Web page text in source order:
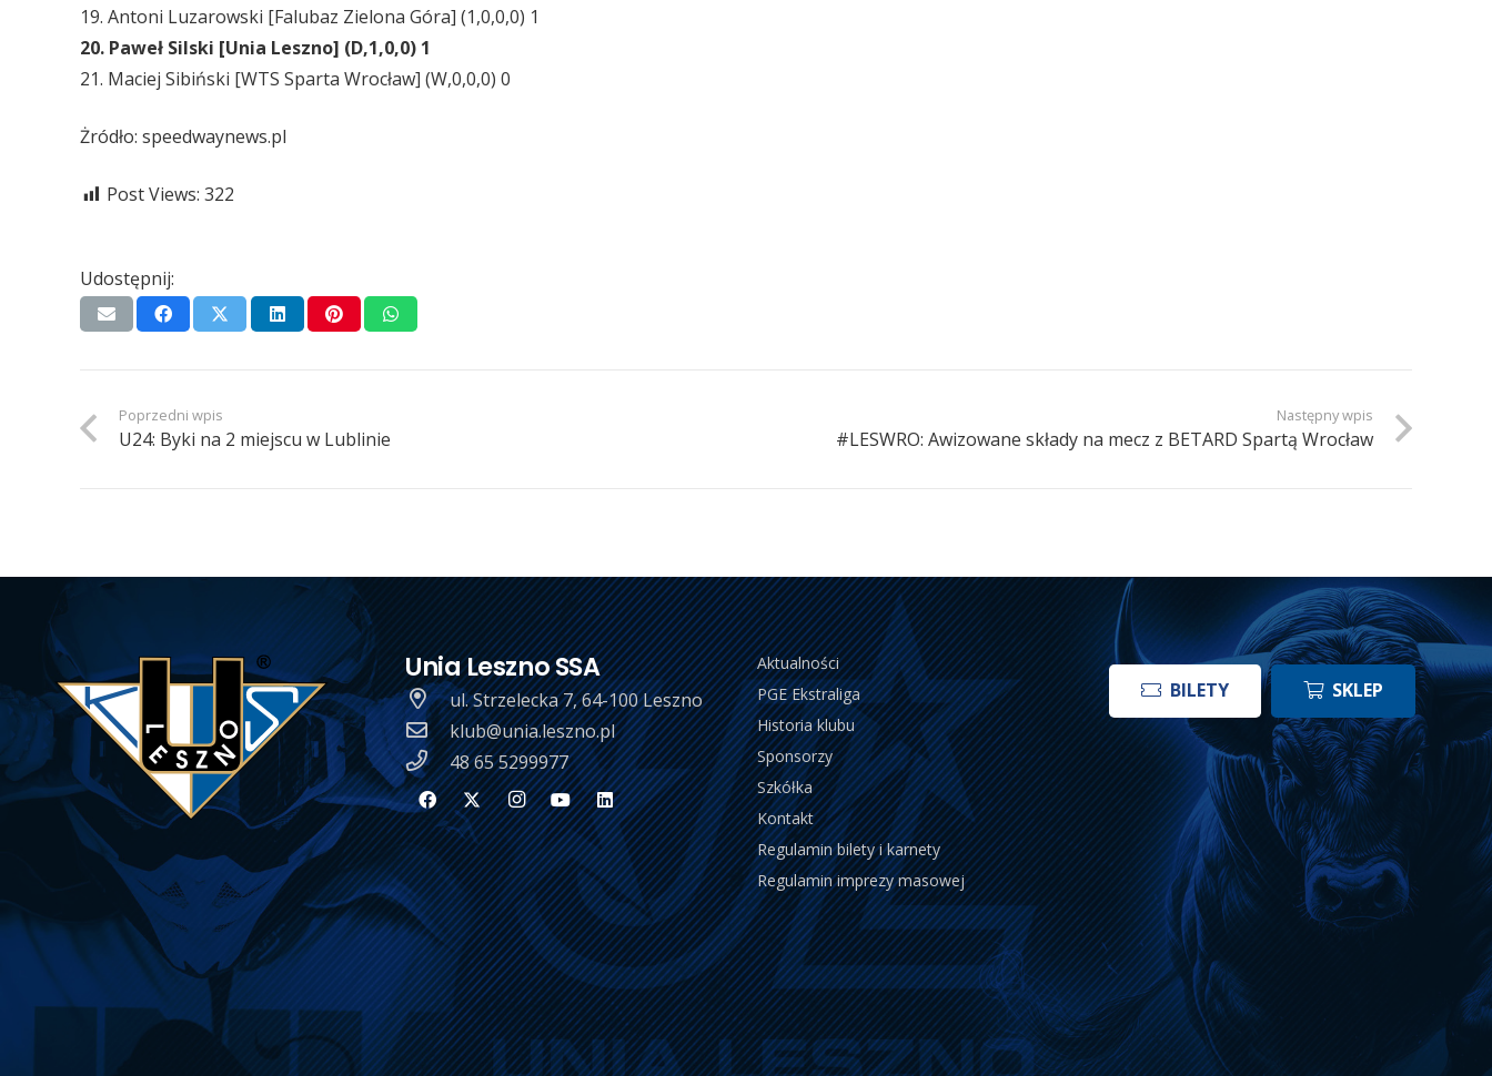
19. Antoni Luzarowski [Falubaz Zielona Góra] (1,0,0,0) 1
20. Paweł Silski [Unia Leszno] (D,1,0,0) 1
21. Maciej Sibiński [WTS Sparta Wrocław] (W,0,0,0) 0
Żródło: speedwaynews.pl
Post Views: 322
Udostępnij:
Poprzedni wpis
U24: Byki na 2 miejscu w Lublinie
Następny wpis
#LESWRO: Awizowane składy na mecz z BETARD Spartą Wrocław
Unia Leszno SSA
ul. Strzelecka 7, 64-100 Leszno
klub@unia.leszno.pl
48 65 5299977
Aktualności
PGE Ekstraliga
Historia klubu
Sponsorzy
Szkółka
Kontakt
Regulamin bilety i karnety
Regulamin imprezy masowej
BILETY SKLEP